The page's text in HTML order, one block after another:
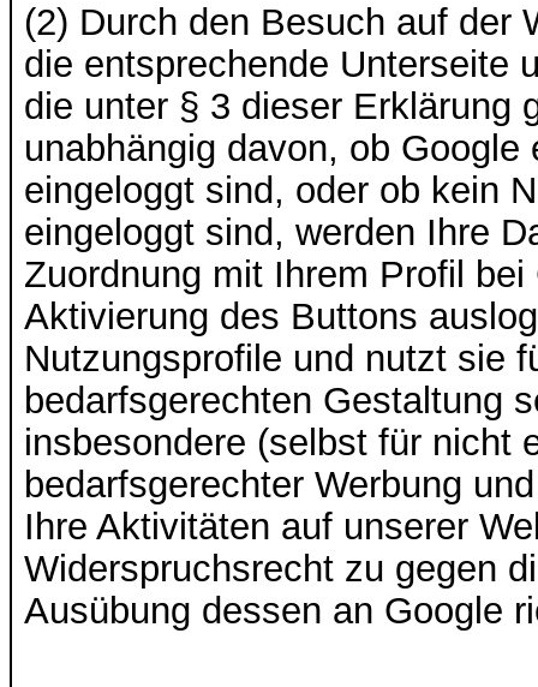
(2) Durch den Besuch auf der
die entsprechende Unterseite
die unter § 3 dieser Erklärung
unabhängig davon, ob
eingeloggt sind, oder ob kein
eingeloggt sind, werden Ihre
Zuordnung mit Ihrem Profil
Aktivierung des Buttons
Nutzungsprofile und nutzt sie
bedarfsgerechten Gestaltung
insbesondere (selbst für nicht
bedarfsgerechter Werbung
Ihre Aktivitäten auf unserer
Widerspruchsrecht zu gegen
Ausübung dessen an Google